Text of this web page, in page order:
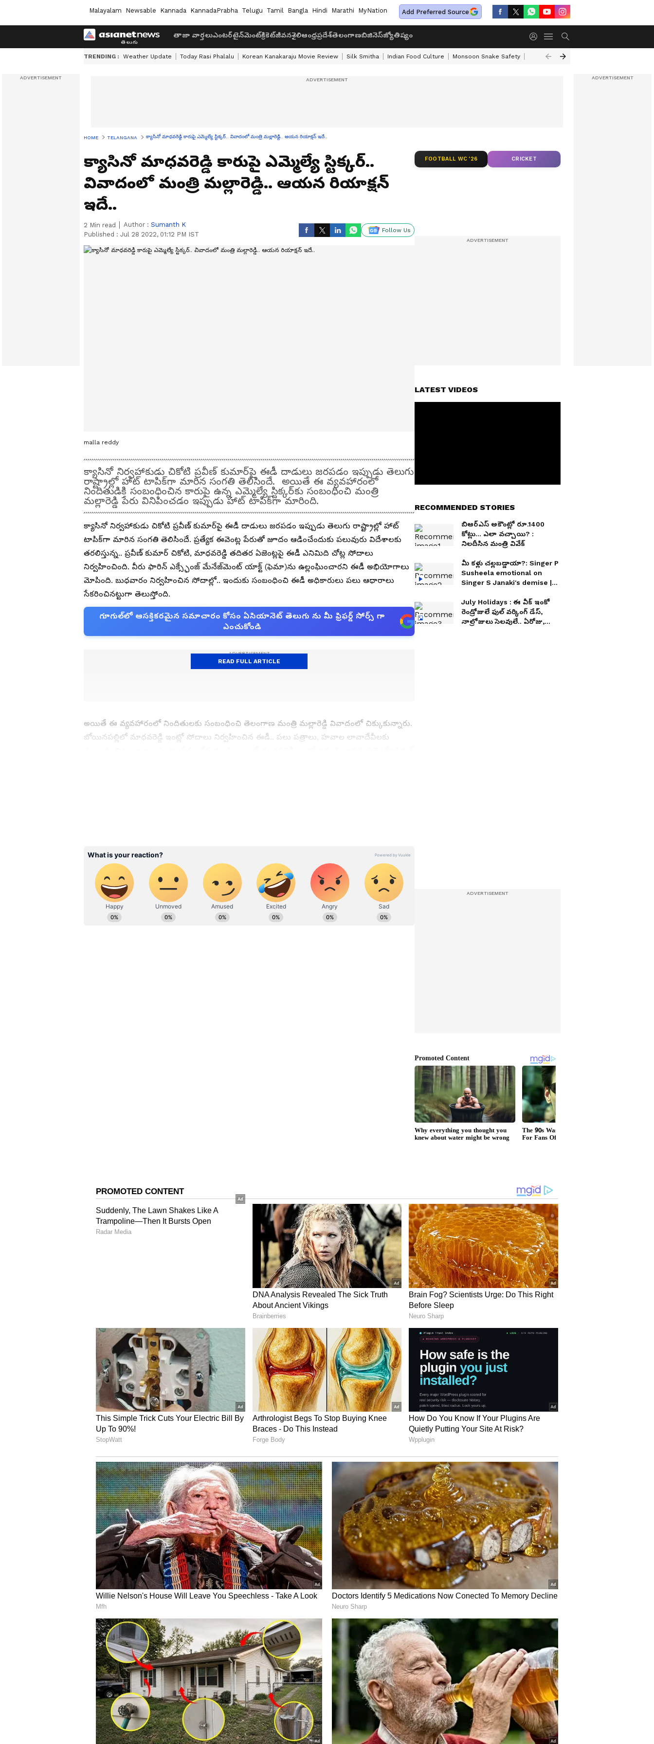
Malayalam Newsable Kannada KannadaPrabha Telugu Tamil Bangla Hindi Marathi MyNation Add Preferred Source
తాజా వార్తలుఎంటర్‌టైన్‌మెంట్క్రికెట్జీవనశైలిఆంధ్రప్రదేశ్తెలంగాణబిజినెస్జ్యోతిష్యం
TRENDING : Weather Update Today Rasi Phalalu Korean Kanakaraju Movie Review Silk Smitha Indian Food Culture Monsoon Snake Safety Akkineni Nageswara Rao
HOME TELANGANA క్యాసినో మాధవరెడ్డి కారుపై ఎమ్మెల్యే స్టిక్కర్.. వివాదంలో మంత్రి మల్లారెడ్డి.. ఆయన రియాక్షన్ ఇదే..
క్యాసినో మాధవరెడ్డి కారుపై ఎమ్మెల్యే స్టిక్కర్..
వివాదంలో మంత్రి మల్లారెడ్డి.. ఆయన రియాక్షన్
ఇదే..
2 Min read Author : Sumanth K
Published : Jul 28 2022, 01:12 PM IST
Follow Us
malla reddy
క్యాసినో నిర్వహాకుడు చికోటి ప్రవీణ్‌ కుమార్‌పై ఈడీ దాడులు జరపడం ఇప్పుడు తెలుగు
రాష్ట్రాల్లో హాట్ టాపిక్‌గా మారిన సంగతి తెలిసిందే. అయితే ఈ వ్యవహారంలో
నిందితుడికి సంబంధించిన కారుపై ఉన్న ఎమ్మెల్యే స్టిక్కర్‌కు సంబంధించి మంత్రి
మల్లారెడ్డి పేరు వినిపించడం ఇప్పుడు హాట్ టాపిక్‌గా మారింది.
క్యాసినో నిర్వహాకుడు చికోటి ప్రవీణ్‌ కుమార్‌పై ఈడీ దాడులు జరపడం ఇప్పుడు తెలుగు రాష్ట్రాల్లో హాట్
టాపిక్‌గా మారిన సంగతి తెలిసిందే. ప్రత్యేక ఈవెంట్ల పేరుతో జూదం ఆడించేందుకు పలువురు విదేశాలకు
తరలిస్తున్న.. ప్రవీణ్ కుమార్ చికోటి, మాధవరెడ్డి తదితర ఏజెంట్లపై ఈడీ ఎనిమిది చోట్ల సోదాలు
నిర్వహించింది. వీరు ఫారిన్ ఎక్స్ఛేంజ్ మేనేజ్‌మెంట్ యాక్ట్ (ఫెమా)ను ఉల్లంఘించారని ఈడీ అభియోగాలు
మోపింది. బుధవారం నిర్వహించిన సోదాల్లో.. ఇందుకు సంబంధించి ఈడీ అధికారులు పలు ఆధారాలు
సేకరించినట్టుగా తెలుస్తోంది.
గూగుల్‌లో ఆసక్తికరమైన సమాచారం కోసం ఏసియానెట్ తెలుగు ను మీ ఫ్రిఫర్డ్ సోర్స్ గా
ఎంచుకోండి
అయితే ఈ వ్యవహారంలో నిందితులకు సంబంధించి తెలంగాణ మంత్రి మల్లారెడ్డి వివాదంలో చిక్కుకున్నారు.
బోయినపల్లిలో మాధవరెడ్డి ఇంట్లో సోదాలు నిర్వహించిన ఈడీ.. పలు పత్రాలు, హవాల లావాదేవీలకు
పెట్టుకున్నరో తెలియదు. నా స్టిక్కర్లు నా దగ్గరనే ఉన్నాయి. నా కిచ్చే మూడు స్టిక్కర్లు కూడా మా కార్లకే మా
దగ్గరనే ఉన్నాయి. మేము ఎవరికి ఇవ్వలేదు. మాకు సంబంధం లేదు. ఇందుకు సంబంధించి ఫిర్యాదు
చేస్తాను’’ అని మంత్రి మల్లారెడ్డి ఓ తెలుగు న్యూస్ చానల్‌తో చెప్పారు.
READ FULL ARTICLE
FOOTBALL WC '26 CRICKET
LATEST VIDEOS
RECOMMENDED STORIES
బిఆర్ఎస్ అకౌంట్లో రూ.1400
కోట్లు... ఎలా వచ్చాయి? :
నిలదీసిన మంత్రి వివేక్
మీ కళ్లు చల్లబడ్డాయా?: Singer P
Susheela emotional on
Singer S Janaki's demise |
July Holidays : ఈ వీక్ ఇంకో
రెండ్రోజులే ఫుల్ వర్కింగ్ డేస్,
నాల్రోజులు సెలవులే.. ఏరోజు,